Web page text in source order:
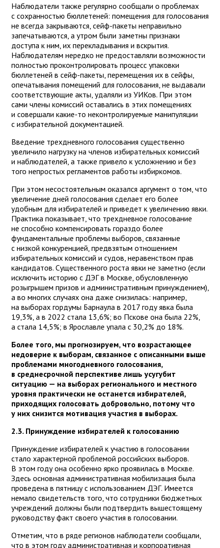
Наблюдатели также регулярно сообщали о проблемах
с сохранностью бюллетеней: помещения для голосования
не всегда закрываются, сейф-пакеты неправильно
запечатываются, а утром были заметны признаки
доступа к ним, их перекладывания и вскрытия.
Наблюдателям нередко не предоставляли возможности
полностью проконтролировать процесс упаковки
бюллетеней в сейф-пакеты, перемещения их в сейфы,
опечатывания помещений для голосования, не выдавали
соответствующие акты, удаляли из УИКов. При этом
сами члены комиссий оставались в этих помещениях
и совершали какие-то неконтролируемые манипуляции
с избирательной документацией.
Введение трехдневного голосования существенно
увеличило нагрузку на членов избирательных комиссий
и наблюдателей, а также привело к усложнению и без
того непростых регламентов работы избиркомов.
При этом несостоятельным оказался аргумент о том, что
увеличение дней голосования сделает его более
удобным для избирателей и приведет к увеличению явки.
Практика показывает, что трехдневное голосование
не способно компенсировать гораздо более
фундаментальные проблемы выборов, связанные
с низкой конкуренцией, предвзятым отношением
избирательных комиссий и судов, неравенством прав
кандидатов. Существенного роста явки не заметно (если
исключить историю с ДЭГ в Москве, обусловленную
розыгрышем призов и административным принуждением),
а во многих случаях она даже снизилась: например,
на выборах гордумы Барнаула в 2017 году явка была
19,3%, а в 2022 стала 13,6%; во Пскове она была 22%,
а стала 14,5%; в Ярославле упала с 30,2% до 18%.
Более того, мы прогнозируем, что возрастающее
недоверие к выборам, связанное с описанными выше
проблемами многодневного голосования,
в среднесрочной перспективе лишь усугубит
ситуацию — на выборах регионального и местного
уровня практически не останется избирателей,
приходящих голосовать добровольно, потому что
у них снизится мотивация участия в выборах.
2.3. Принуждение избирателей к голосованию
Принуждение избирателей к участию в голосовании
стало характерной проблемой российских выборов.
В этом году она особенно ярко проявилась в Москве.
Здесь основная административная мобилизация была
проведена в пятницу с использованием ДЭГ. Имеется
немало свидетельств того, что сотрудники бюджетных
учреждений должны были подтвердить вышестоящему
руководству факт своего участия в голосовании.
Отметим, что в ряде регионов наблюдатели сообщали,
что в этом году административная и корпоративная